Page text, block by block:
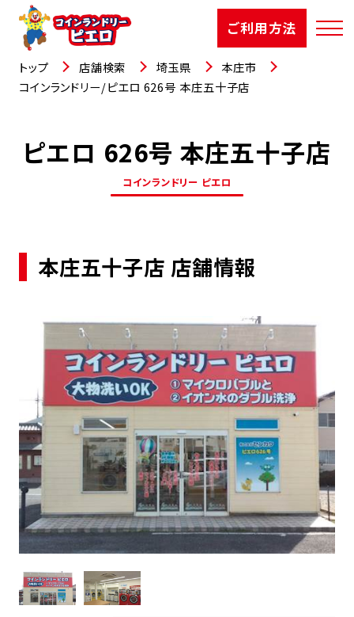
ご利用方法
店舗検索
選ばれる理由
お知らせ
よくあるご質問
FCオーナー募集中
トップ 店舗検索 埼玉県
本庄市
コインランドリー/ピエロ 626号 本庄五十子店
ピエロ 626号 本庄五十子店
コインランドリー ピエロ
本庄五十子店 店舗情報